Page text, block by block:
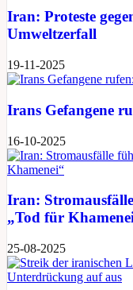
Iran: Proteste
Umweltzerfall
19-11-2025
Irans Gefangene
16-10-2025
Iran:
„Tod für
25-08-2025